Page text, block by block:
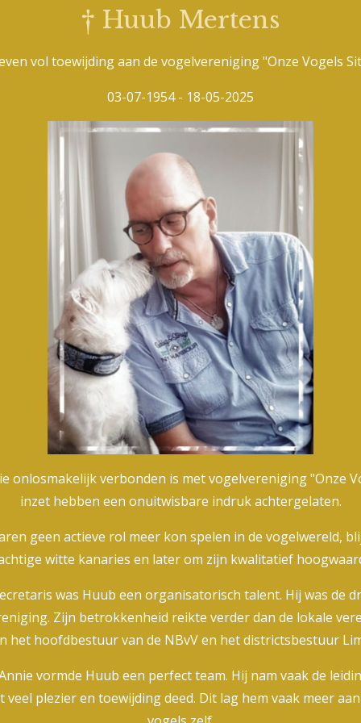
† Huub Mertens
vol toewijding aan de vogelvereniging "Onze Vogels
03-07-1954 - 18-05-2025
onlosmakelijk verbonden is met vogelvereniging "Onze
inzet hebben een onuitwisbare indruk achtergelaten.
geen actieve rol meer kon spelen in de vogelwereld,
witte kanaries en later om zijn kwalitatief
was Huub een organisatorisch talent. Hij was de
Zijn betrokkenheid reikte verder dan de lokale
het hoofdbestuur van de NBvV en het districtsbestuur
vormde Huub een perfect team. Hij nam vaak de
veel plezier en toewijding deed. Dit lag hem vaak meer